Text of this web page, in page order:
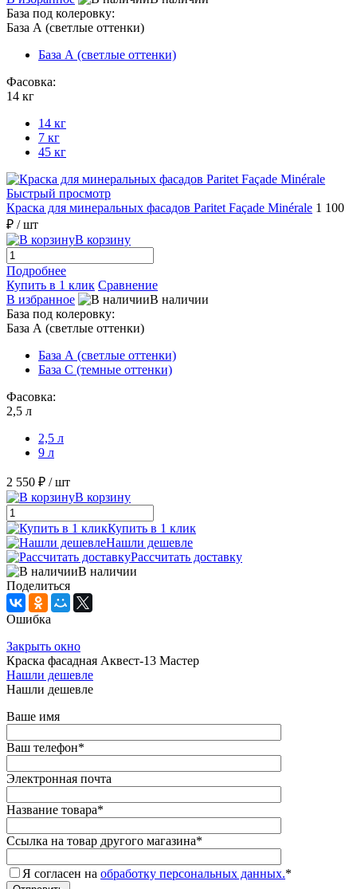
База под колеровку:
База А (светлые оттенки)
База А (светлые оттенки)
Фасовка:
14 кг
14 кг
7 кг
45 кг
Быстрый просмотр
Краска для минеральных фасадов Paritet Façade Minérale 1 100
₽ / шт
В корзину
Подробнее
Купить в 1 клик Сравнение
В избранное
В наличии
База под колеровку:
База А (светлые оттенки)
База А (светлые оттенки)
База С (темные оттенки)
Фасовка:
2,5 л
2,5 л
9 л
2 550 ₽ / шт
В корзину
Купить в 1 клик
Нашли дешевле
Рассчитать доставку
В наличии
Поделиться
Ошибка
Закрыть окно
Краска фасадная Аквест-13 Мастер
Нашли дешевле
Нашли дешевле
Ваше имя
Ваш телефон*
Электронная почта
Название товара*
Ссылка на товар другого магазина*
Я согласен на обработку персональных данных.*